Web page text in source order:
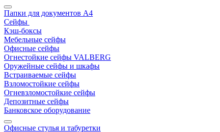
Папки для документов A4
Сейфы
Кэш-боксы
Мебельные сейфы
Офисные сейфы
Огнестойкие сейфы VALBERG
Оружейные сейфы и шкафы
Встраиваемые сейфы
Взломостойкие сейфы
Огневзломостойкие сейфы
Депозитные сейфы
Банковское оборудование
Офисные стулья и табуретки